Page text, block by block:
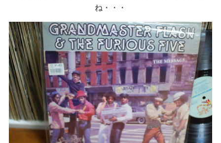
ね・・・